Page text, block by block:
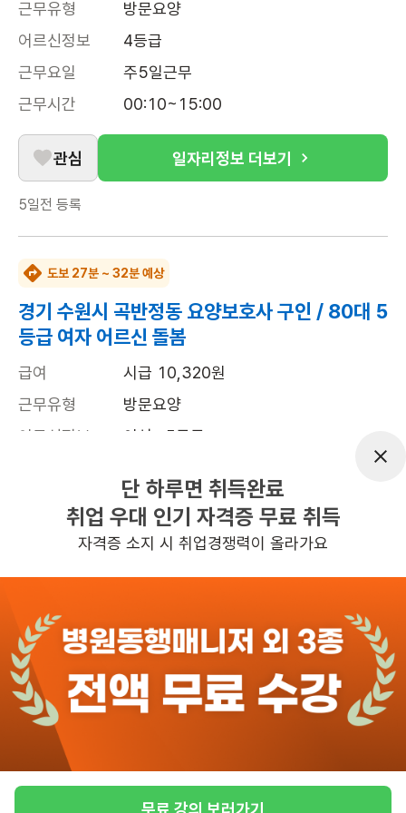
근무유형
방문요양
어르신정보
4등급
근무요일
주5일근무
근무시간
00:10~15:00
관심 일자리정보 더보기
5일전 등록
도보 27분 ~ 32분 예상
경기 수원시 곡반정동 요양보호사 구인 / 80대 5
등급 여자 어르신 돌봄
급여
시급 10,320원
근무유형
방문요양
어르신정보
여성 · 5등급
평일 : (근무시간) (오전) 9시 00분 ~ (정
오) 12시 00분, 주 5일 근무
관심 일자리정보 더보기
6일전등록
반경 3KM 이내의 일자리 확인하기
단 하루면 취득완료
취업 우대 인기 자격증 무료 취득
자격증 소지 시 취업경쟁력이 올라가요
무료 강의 보러가기